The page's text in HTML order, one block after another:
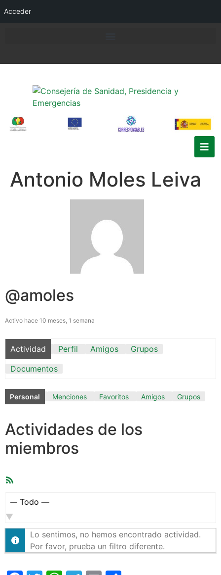
Acceder
Antonio Moles Leiva
@amoles
Activo hace 10 meses, 1 semana
Actividad Perfil Amigos
Grupos
Documentos
Personal Menciones Favoritos Amigos Grupos
Actividades de los
miembros
Mostrar:
Lo sentimos, no hemos encontrado actividad.
Por favor, prueba un filtro diferente.